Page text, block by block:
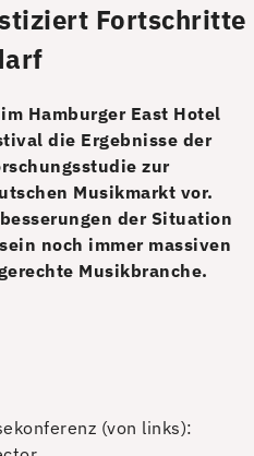
Fortschritte
Hamburger East Hotel
die Ergebnisse der
zur
Musikmarkt vor.
der Situation
noch immer massiven
Musikbranche.
(von links):